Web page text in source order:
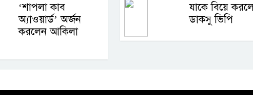
‘শাপলা কাব
অ্যাওয়ার্ড’ অর্জন
করলেন আকিলা
যাকে বিয়ে
ডাকসু ভিপি